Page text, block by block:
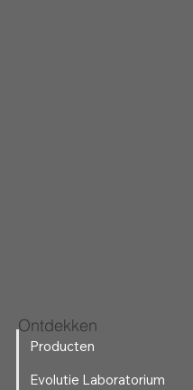
Ontdekken
Producten
Evolutie Laboratorium